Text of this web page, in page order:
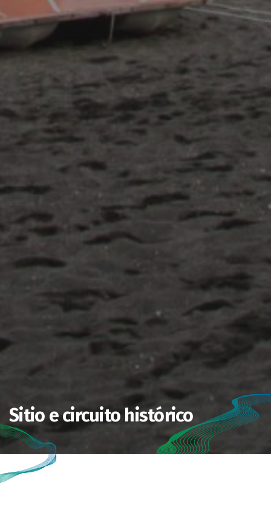
Sitio e circuito histórico